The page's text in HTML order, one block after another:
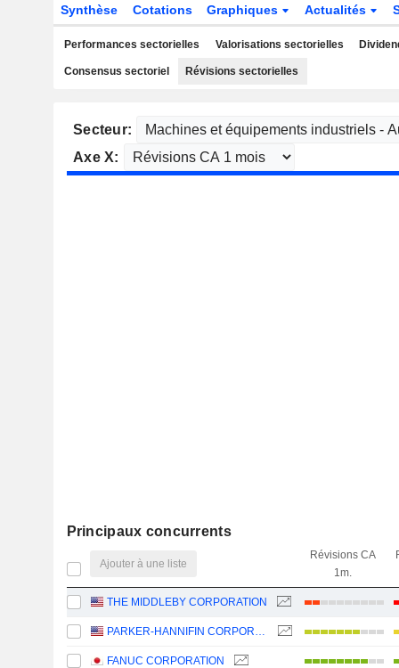
Synthèse Cotations Graphiques Actualités
Performances sectorielles Valorisations sectorielles
Consensus sectoriel Révisions sectorielles
Secteur:
Axe X:
Principaux concurrents
Ajouter à une liste
Révisions CA
1m.
THE MIDDLEBY CORPORATION
PARKER-HANNIFIN CORPORATION
FANUC CORPORATION